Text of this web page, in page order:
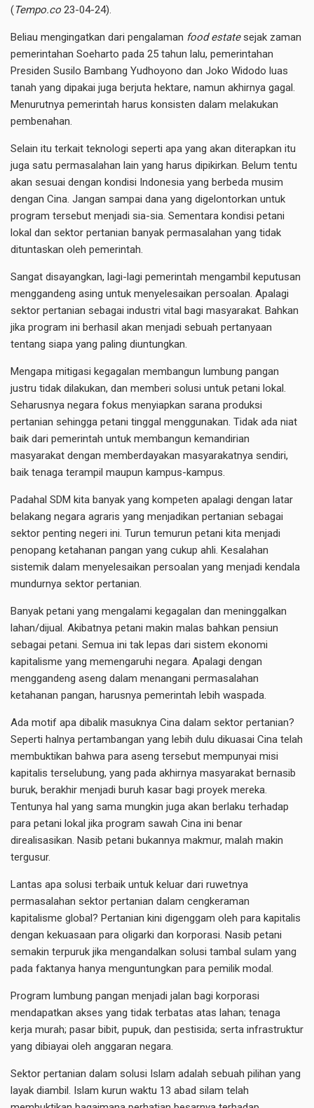
(Tempo.co 23-04-24).
Beliau mengingatkan dari pengalaman food estatesejak zaman
pemerintahan Soeharto pada 25 tahun lalu, pemerintahan
Presiden Susilo Bambang Yudhoyono dan Joko Widodo luas
tanah yang dipakai juga berjuta hektare, namun akhirnya gagal.
Menurutnya pemerintah harus konsisten dalam melakukan
pembenahan.
Selain itu terkait teknologi seperti apa yang akan diterapkan itu
juga satu permasalahan lain yang harus dipikirkan. Belum tentu
akan sesuai dengan kondisi Indonesia yang berbeda musim
dengan Cina. Jangan sampai dana yang digelontorkan untuk
program tersebut menjadi sia-sia. Sementara kondisi petani
lokal dan sektor pertanian banyak permasalahan yang tidak
dituntaskan oleh pemerintah.
Sangat disayangkan, lagi-lagi pemerintah mengambil keputusan
menggandeng asing untuk menyelesaikan persoalan. Apalagi
sektor pertanian sebagai industri vital bagi masyarakat. Bahkan
jika program ini berhasil akan menjadi sebuah pertanyaan
tentang siapa yang paling diuntungkan.
Mengapa mitigasi kegagalan membangun lumbung pangan
justru tidak dilakukan, dan memberi solusi untuk petani lokal.
Seharusnya negara fokus menyiapkan sarana produksi
pertanian sehingga petani tinggal menggunakan. Tidak ada niat
baik dari pemerintah untuk membangun kemandirian
masyarakat dengan memberdayakan masyarakatnya sendiri,
baik tenaga terampil maupun kampus-kampus.
Padahal SDM kita banyak yang kompeten apalagi dengan latar
belakang negara agraris yang menjadikan pertanian sebagai
sektor penting negeri ini. Turun temurun petani kita menjadi
penopang ketahanan pangan yang cukup ahli. Kesalahan
sistemik dalam menyelesaikan persoalan yang menjadi kendala
mundurnya sektor pertanian.
Banyak petani yang mengalami kegagalan dan meninggalkan
lahan/dijual. Akibatnya petani makin malas bahkan pensiun
sebagai petani. Semua ini tak lepas dari sistem ekonomi
kapitalisme yang memengaruhi negara. Apalagi dengan
menggandeng aseng dalam menangani permasalahan
ketahanan pangan, harusnya pemerintah lebih waspada.
Ada motif apa dibalik masuknya Cina dalam sektor pertanian?
Seperti halnya pertambangan yang lebih dulu dikuasai Cina telah
membuktikan bahwa para aseng tersebut mempunyai misi
kapitalis terselubung, yang pada akhirnya masyarakat bernasib
buruk, berakhir menjadi buruh kasar bagi proyek mereka.
Tentunya hal yang sama mungkin juga akan berlaku terhadap
para petani lokal jika program sawah Cina ini benar
direalisasikan. Nasib petani bukannya makmur, malah makin
tergusur.
Lantas apa solusi terbaik untuk keluar dari ruwetnya
permasalahan sektor pertanian dalam cengkeraman
kapitalisme global? Pertanian kini digenggam oleh para kapitalis
dengan kekuasaan para oligarki dan korporasi. Nasib petani
semakin terpuruk jika mengandalkan solusi tambal sulam yang
pada faktanya hanya menguntungkan para pemilik modal.
Program lumbung pangan menjadi jalan bagi korporasi
mendapatkan akses yang tidak terbatas atas lahan; tenaga
kerja murah; pasar bibit, pupuk, dan pestisida; serta infrastruktur
yang dibiayai oleh anggaran negara.
Sektor pertanian dalam solusi Islam adalah sebuah pilihan yang
layak diambil. Islam kurun waktu 13 abad silam telah